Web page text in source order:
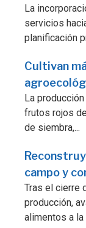
La
servicios
planificación
Cultivan
La
frutos rojos
de siembra,...
campo y
Tras el cierre
producción,
alimentos a la